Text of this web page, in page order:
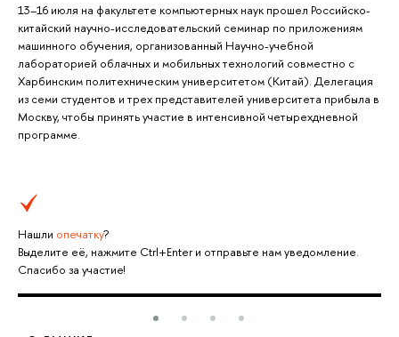
13–16 июля на факультете компьютерных наук прошел Российско-
китайский научно-исследовательский семинар по приложениям
машинного обучения, организованный Научно-учебной
лабораторией облачных и мобильных технологий совместно с
Харбинским политехническим университетом (Китай). Делегация
из семи студентов и трех представителей университета прибыла в
Москву, чтобы принять участие в интенсивной четырехдневной
программе.
Нашли опечатку?
Выделите её, нажмите Ctrl+Enter и отправьте нам уведомление.
Спасибо за участие!